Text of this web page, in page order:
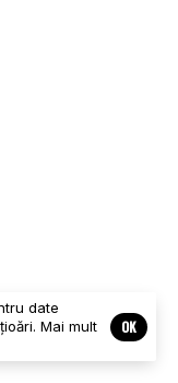
date
Mai mult
OK